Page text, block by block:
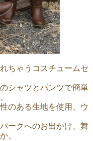
ちゃうコスチュームセ
シャツとパンツで簡単
のある生地を使用、ウ
ークへのお出かけ、舞
。